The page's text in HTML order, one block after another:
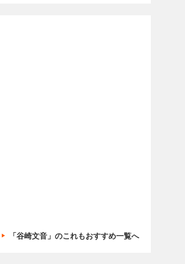
「谷崎文音」のこれもおすすめ一覧へ